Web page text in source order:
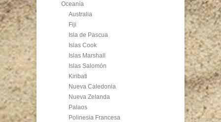
Oceanía
Australia
Fiji
Isla de Pascua
Islas Cook
Islas Marshall
Islas Salomón
Kiribati
Nueva Caledonia
Nueva Zelanda
Palaos
Polinesia Francesa